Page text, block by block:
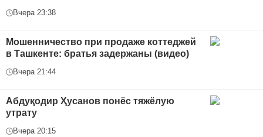
Вчера 23:38
Мошенничество при продаже коттеджей
в Ташкенте: братья задержаны (видео)
Вчера 21:44
Абдуқодир Ҳусанов понёс тяжёлую
утрату
Вчера 20:15